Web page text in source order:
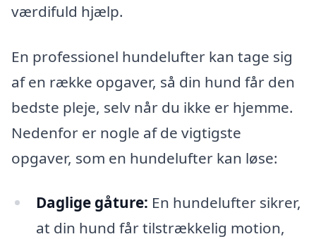
værdifuld hjælp.
En professionel hundelufter kan tage sig
af en række opgaver, så din hund får den
bedste pleje, selv når du ikke er hjemme.
Nedenfor er nogle af de vigtigste
opgaver, som en hundelufter kan løse:
Daglige gåture: En hundelufter sikrer,
at din hund får tilstrækkelig motion,